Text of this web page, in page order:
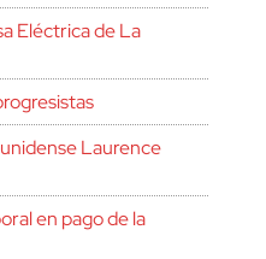
Eléctrica de La
Laurence
en pago de la